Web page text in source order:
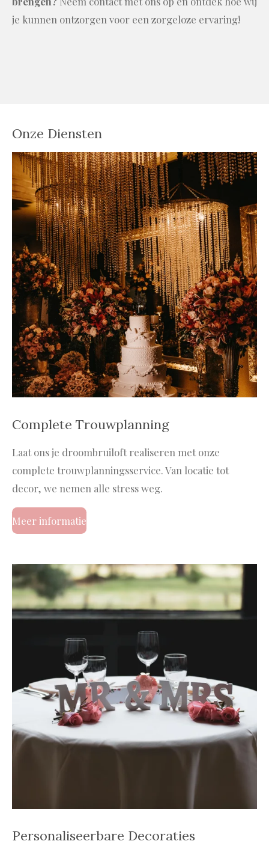
je kunnen ontzorgen voor een zorgeloze ervaring!
Onze Diensten
Complete Trouwplanning
Laat ons je droombruiloft realiseren met onze
complete trouwplanningsservice. Van locatie tot
decor, we nemen alle stress weg.
Meer informatie
Personaliseerbare Decoraties